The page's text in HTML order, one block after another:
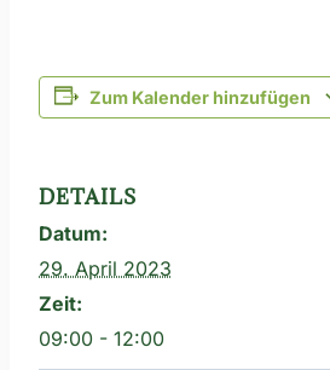
Zum Kalender hinzufügen
DETAILS
Datum:
29. April 2023
Zeit:
09:00 - 12:00